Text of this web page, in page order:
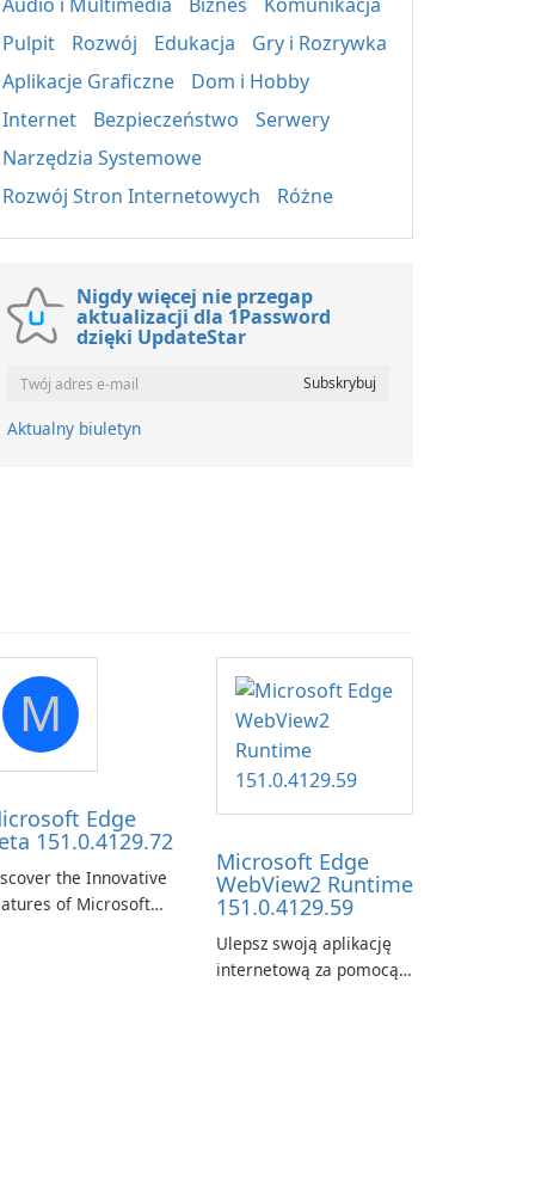
Pulpit
Rozwój Edukacja
Gry i Rozrywka
Aplikacje Graficzne
Dom i Hobby
Internet
Bezpieczeństwo
Serwery
Narzędzia Systemowe
Rozwój Stron Internetowych
Różne
Nigdy więcej nie przegap
aktualizacji dla 1Password
dzięki UpdateStar
Aktualny biuletyn
M
Edge
151.0.4129.72
the Innovative
of Microsoft
Microsoft Edge
WebView2 Runtime
151.0.4129.59
Ulepsz swoją aplikację
internetową za pomocą